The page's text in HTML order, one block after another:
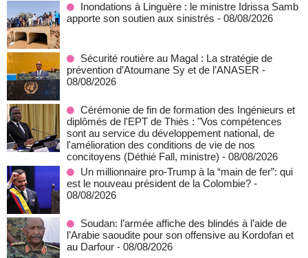
Inondations à Linguère : le ministre Idrissa Samb
apporte son soutien aux sinistrés - 08/08/2026
Sécurité routière au Magal : La stratégie de
prévention d’Atoumane Sy et de l’ANASER -
08/08/2026
Cérémonie de fin de formation des Ingénieurs et
diplômés de l'EPT de Thiès : "Vos compétences
sont au service du développement national, de
l'amélioration des conditions de vie de nos
concitoyens (Déthié Fall, ministre) - 08/08/2026
Un millionnaire pro-Trump à la “main de fer”: qui
est le nouveau président de la Colombie? -
08/08/2026
Soudan: l’armée affiche des blindés à l’aide de
l’Arabie saoudite pour son offensive au Kordofan et
au Darfour - 08/08/2026